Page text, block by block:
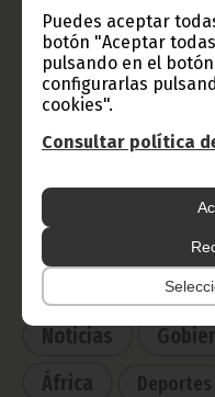
Puedes aceptar
botón "Aceptar
pulsando en el
configurarlas
cookies".
Consultar política
TVGE
Radio
Ecuatorial
Haz click aquí
Noticias
África
Deportes